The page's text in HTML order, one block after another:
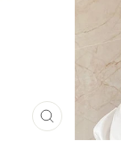
LUK
MODUL